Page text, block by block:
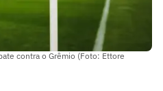
contra o Grêmio (Foto: Ettore